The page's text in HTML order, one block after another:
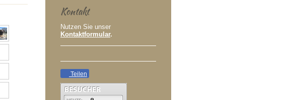
Kontakt
Nutzen Sie unser
Kontaktformular.
Teilen